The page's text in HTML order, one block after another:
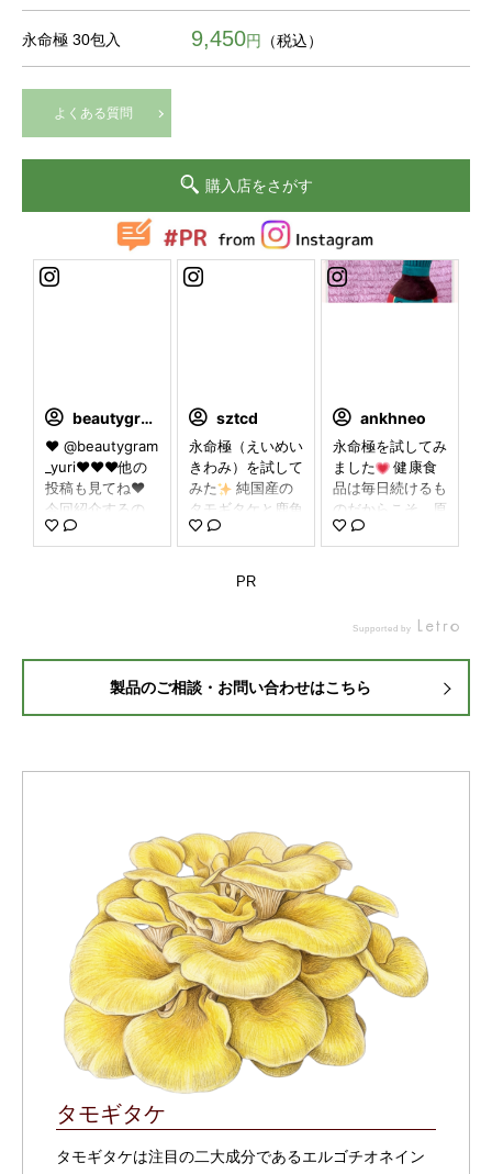
永命極 30包入 9,450円 （税込）
よくある質問
購入店をさがす
beautygram_yuri
❤︎ @beautygram
_yuri❤︎❤︎❤︎他の
投稿も見てね❤︎
今回紹介するの
は、 永命極
目の“タモギダ
のも安心ポイント
のひとつ。 タモ
ギダケは栄養価の
高さで知られてい
粒タイプで飲みや
すく、無理なく続
けられるのも嬉し
いところ。 食生
活が不規則になり
がちな日や、 忙
しい毎日の習慣サ
ポートとして相性
よさそう
即効
でどうこうという
より、じわっと整
えていくタイプな
けるスタイル向き
のアイテム
健
康意識を少し底上
sztcd
永命極（えいめい
きわみ）を試して
みた
純国産の
タモギタケと鹿角
（しかつの）の幼
角を配合した健康
サポート食品。
タモギタケは「黄
オネインやβ-グ
ルカンを豊富に含
んでいるのが特徴
エルゴチオネ
て注目されていま
す。 さらに、古
くから活力を補う
ものとして珍重さ
れてきた鹿角の幼
角も配合されてい
て、毎日の健康維
持をサポートして
くれるそう◎ 個
包装タイプなので
持ち運びしやす
く、飲みたい時に
サッと使えるのも
ほんのりキノコの
香りはあるものの
ankhneo
永命極を試してみ
ました
健康食
品は毎日続けるも
のだからこそ、原
料や品質へのこだ
わりは気になるポ
ることや、和漢薬
研究所の商品とい
を持って取り入れ
られそうだと感じ
♪ これからの生活
の中で、健康を意
識するきっかけの
ひとつとして続け
てみたいと思いま
す
@shojusen
_shochan #PR #
和漢薬研究所 #永
命極 #タモギタケ
#monipla
PR
Supported by
製品のご相談・お問い合わせはこちら
タモギタケ
タモギタケは注目の二大成分であるエルゴチオネイン